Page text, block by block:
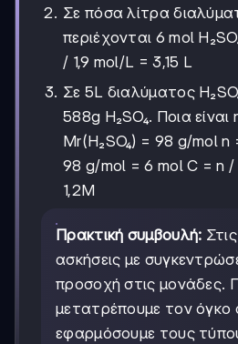
Σε πόσα λίτρα
περιέχονται 6 mol
/ 1,9 mol/L = 3,15 L
Σε 5L διαλύματος
588g H₂SO₄. Ποια
Mr(H₂SO₄) = 98 g/mol
98 g/mol = 6 mol C = n
1,2M
Πρακτική συμβουλή:
ασκήσεις με
προσοχή στις μονάδες.
μετατρέπουμε τον όγκο
εφαρμόσουμε τους